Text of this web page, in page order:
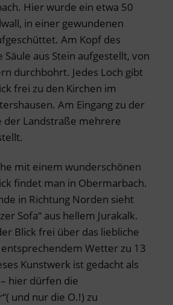
Hier wurde ein etwa 50
in einer gewundenen
Am Kopf des
Säule aus Stein aufgestellt, von
durchbohrt. Jedes Loch gibt
frei zu den Kirchen im
Am Eingang zu der
der Landstraße mehrere
mit einem wunderschönen
findet man in Obermarbach.
in Richtung Norden sieht
Sofa“ aus hellem Jurakalk.
Blick frei über das liebliche
Wetter zu 13
Kunstwerk ist gedacht als
– hier dürfen die
und nur die O.!) zu